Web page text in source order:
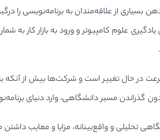
از علاقه‌مندان به برنامه‌نویسی را
علوم کامپیوتر و ورود به بازار کار به
به‌سرعت در حال تغییر است و شرکت‌ها بیش از
گذراندن مسیر دانشگاهی، وارد دنیای
تحلیلی و واقع‌بینانه، مزایا و معایب